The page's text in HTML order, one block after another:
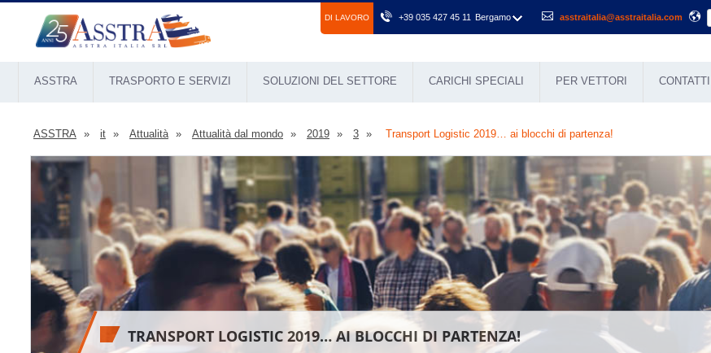
DI LAVORO +39 035 427 45 11 Bergamo asstraitalia@asstraitalia.com
ASSTRA TRASPORTO E SERVIZI SOLUZIONI DEL SETTORE CARICHI SPECIALI PER VETTORI CONTATTI
ASSTRA it Attualità Attualità dal mondo 2019 3 Transport Logistic 2019… ai blocchi di partenza!
TRANSPORT LOGISTIC 2019… AI BLOCCHI DI PARTENZA!